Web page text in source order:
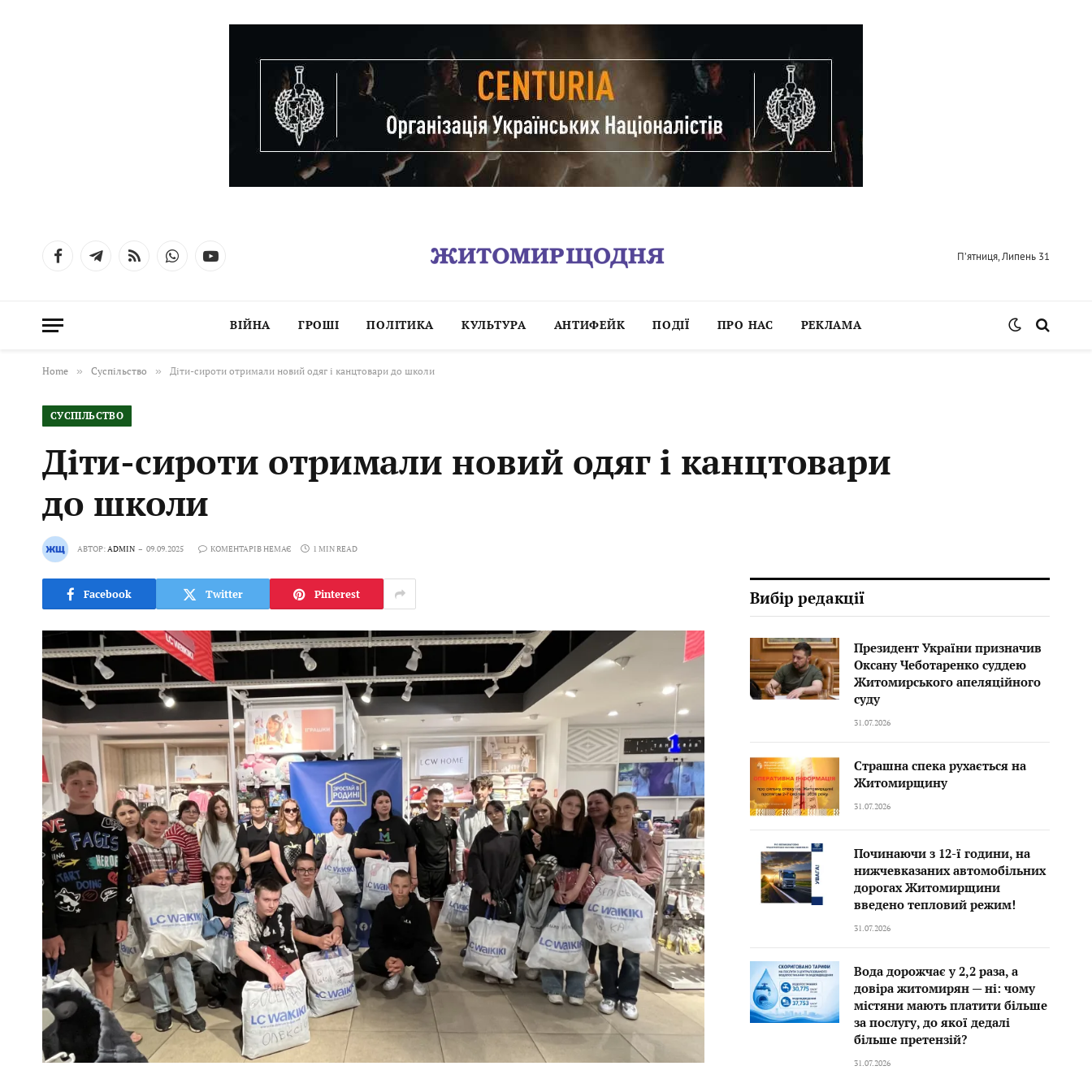
FacebookTelegramRSS WhatsAppYouTube П’ятниця, Липень 31
ВІЙНА ГРОШІ ПОЛІТИКА КУЛЬТУРА АНТИФЕЙК ПОДІЇ ПРО НАС РЕКЛАМА
Home » Суспільство » Діти-сироти отримали новий одяг і канцтовари до школи
СУСПІЛЬСТВО
Діти-сироти отримали новий одяг і канцтовари
до школи
АВТОР: ADMIN 09.09.2025 КОМЕНТАРІВ НЕМАЄ 1 MIN READ
Facebook Twitter Pinterest Вибір редакції
Президент України призначив
Оксану Чеботаренко суддею
Житомирського апеляційного
суду
31.07.2026
Страшна спека рухається на
Житомирщину
31.07.2026
Починаючи з 12-ї години, на
нижчевказаних автомобільних
дорогах Житомирщини
введено тепловий режим!
31.07.2026
Вода дорожчає у 2,2 раза, а
довіра житомирян — ні: чому
містяни мають платити більше
за послугу, до якої дедалі
більше претензій?
31.07.2026